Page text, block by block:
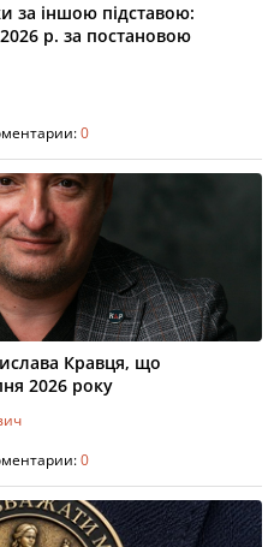
за іншою підставою:
р. за постановою
0
Кравця, що
2026 року
0